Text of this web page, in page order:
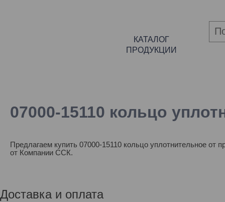
КАТАЛОГ
ПРОДУКЦИИ
07000-15110 кольцо
Предлагаем купить 07000-15110 кольцо уплотнительное от
от Компании ССК.
Доставка и оплата